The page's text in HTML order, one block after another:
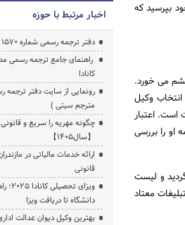
بپرسید که
می خورد.
وکیل
است. اعتبار
او را بررسی
و لیست
معتاد
اخبار مرتبط با حوزه
دفتر ترجمه رسمی شماره ۱۵۷۰ شهرکرد (مترجم سیتی)
راهنمای جامع ترجمه رسمی
کانادا
مترجم سیتی )
چگونه مهریه را سریع و
【سال1405】
ارائه خدمات مالیاتی در
قانونی
دانشگاه تا دریافت ویزا
بهترین وکیل دیوان عدالت